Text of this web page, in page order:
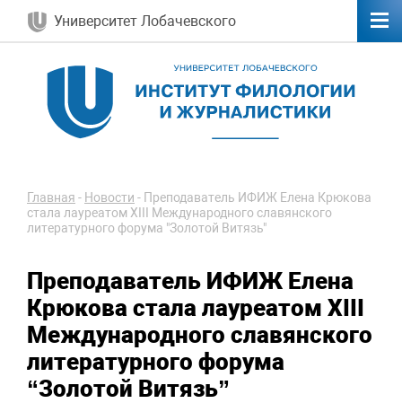
Университет Лобачевского
Главная - Новости - Преподаватель ИФИЖ Елена Крюкова
стала лауреатом XIII Международного славянского
литературного форума "Золотой Витязь"
Преподаватель ИФИЖ Елена
Крюкова стала лауреатом XIII
Международного славянского
литературного форума
“Золотой Витязь”